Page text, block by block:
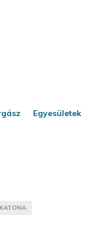
Egyesületek